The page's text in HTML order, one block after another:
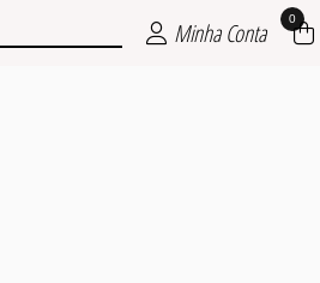
Minha Conta 0